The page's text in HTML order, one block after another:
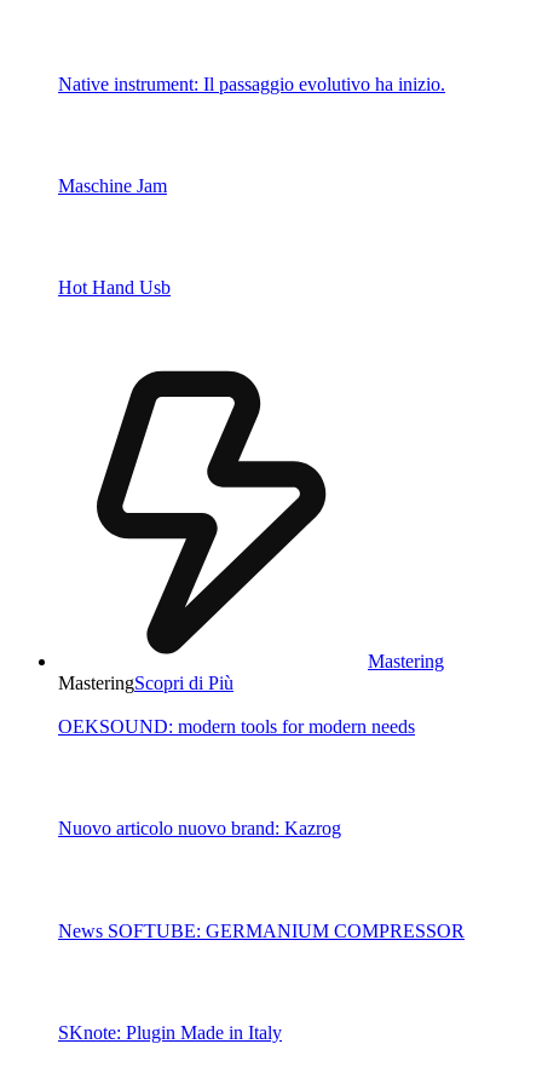
Native instrument: Il passaggio evolutivo ha inizio.
Maschine Jam
Hot Hand Usb
Mastering
MasteringScopri di Più
OEKSOUND: modern tools for modern needs
Nuovo articolo nuovo brand: Kazrog
News SOFTUBE: GERMANIUM COMPRESSOR
SKnote: Plugin Made in Italy